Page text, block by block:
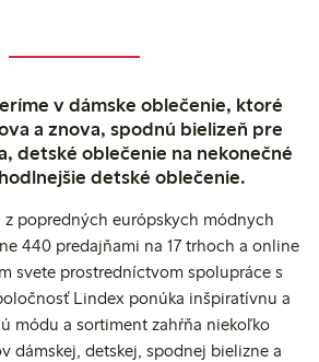
v dámske oblečenie, ktoré
a znova, spodnú bielizeň pre
detské oblečenie na nekonečné
detské oblečenie.
popredných európskych módnych
440 predajňami na 17 trhoch a online
svete prostredníctvom spolupráce s
Lindex ponúka inšpiratívnu a
módu a sortiment zahŕňa niekoľko
dámskej, detskej, spodnej bielizne a